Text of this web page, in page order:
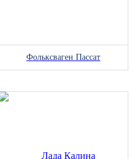
Фольксваген Пассат